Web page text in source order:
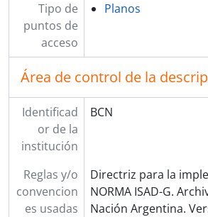
Tipo de
puntos de
acceso
Planos
Área de control de la
Identificad
or de la
institución
BCN
Reglas y/o
convencion
es usadas
Directriz para la
NORMA ISAD-G.
Nación Argentina.